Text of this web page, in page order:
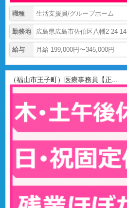
職種 生活支援員/グループホーム
勤務地 広島県広島市佐伯区八幡2-24-14
給与 月給 199,000円〜345,000円
（福山市王子町）医療事務員【正...